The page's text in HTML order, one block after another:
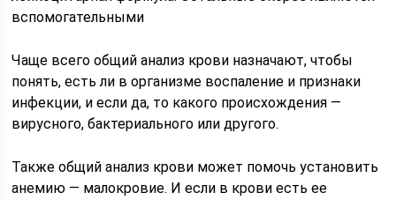
вспомогательными
Чаще всего общий анализ крови назначают, чтобы
понять, есть ли в организме воспаление и признаки
инфекции, и если да, то какого происхождения —
вирусного, бактериального или другого.
Также общий анализ крови может помочь установить
анемию — малокровие. И если в крови есть ее